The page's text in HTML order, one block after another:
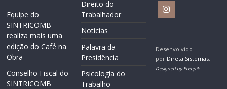
Equipe do
SINTRICOMB
realiza mais uma
edição do Café na
Obra
Conselho Fiscal do
SINTRICOMB
Direito do
Trabalhador
Notícias
Palavra da
Presidência
Psicologia do
Trabalho
Desenvolvido
por Direta Sistemas.
Designed by Freepik